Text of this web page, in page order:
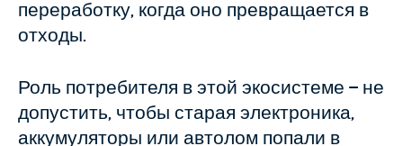
переработку, когда оно превращается в
отходы.
Роль потребителя в этой экосистеме – не
допустить, чтобы старая электроника,
аккумуляторы или автолом попали в